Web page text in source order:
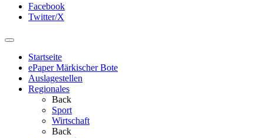
Facebook
Twitter/X
Startseite
ePaper Märkischer Bote
Auslagestellen
Regionales
Back
Sport
Wirtschaft
Back